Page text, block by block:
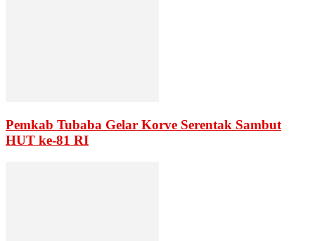
Pemkab Tubaba Gelar Korve Serentak Sambut
HUT ke-81 RI